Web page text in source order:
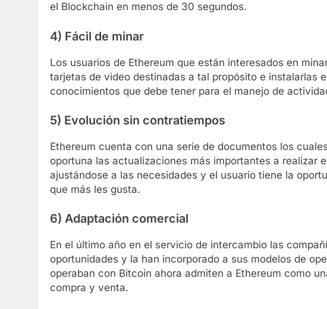
el Blockchain en menos de 30 segundos.
4) Fácil de minar
Los usuarios de Ethereum que están interesados en
tarjetas de video destinadas a tal propósito e instalarlas
conocimientos que debe tener para el manejo de
5) Evolución sin contratiempos
Ethereum cuenta con una serie de documentos los
oportuna las actualizaciones más importantes a realizar
ajustándose a las necesidades y el usuario tiene la
que más les gusta.
6) Adaptación comercial
En el último año en el servicio de intercambio las
oportunidades y la han incorporado a sus modelos de
operaban con Bitcoin ahora admiten a Ethereum como
compra y venta.